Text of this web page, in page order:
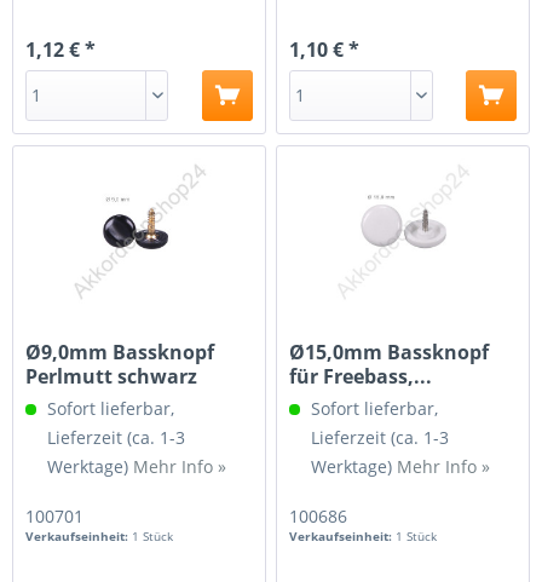
1,12 € * 1,10 € *
Ø9,0mm Bassknopf
Perlmutt schwarz
Sofort lieferbar,
Lieferzeit (ca. 1-3
Werktage) Mehr Info »
100701
Verkaufseinheit: 1 Stück
Ø15,0mm Bassknopf
für Freebass,...
Sofort lieferbar,
Lieferzeit (ca. 1-3
Werktage) Mehr Info »
100686
Verkaufseinheit: 1 Stück